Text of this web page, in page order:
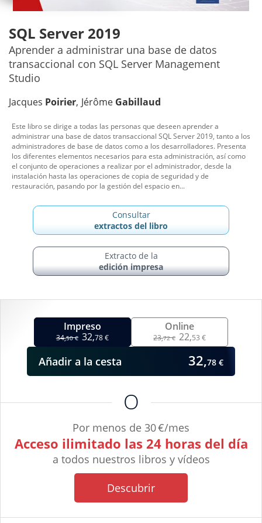
SQL Server 2019
Aprender a administrar una base de datos
transaccional con SQL Server Management
Studio
Jacques Poirier Jérôme Gabillaud
Impreso
34,50 € 32,78 €
O
Por menos de 30 €/mes
Acceso ilimitado las 24 horas del día
a todos nuestros libros y vídeos
Descubrir
Online
23,72 € 22,53 €
Añadir a la cesta 32,78 €
Este libro se dirige a todas las personas que deseen aprender a
administrar una base de datos transaccional SQL Server 2019, tanto a los
administradores de base de datos como a los desarrolladores. Presenta
los diferentes elementos necesarios para esta administración, así como
el conjunto de operaciones a realizar por el administrador, desde la
instalación hasta las operaciones de copia de seguridad y de
restauración, pasando por la gestión del espacio en...
Consultar
extractos del libro
Extracto de la
edición impresa